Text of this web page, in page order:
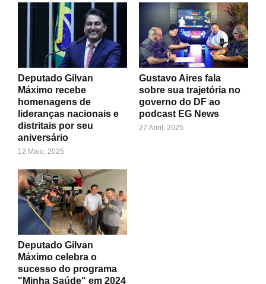
Deputado Gilvan
Máximo recebe
homenagens de
lideranças nacionais e
distritais por seu
aniversário
12 Maio, 2025
Gustavo Aires fala
sobre sua trajetória no
governo do DF ao
podcast EG News
27 Abril, 2025
Deputado Gilvan
Máximo celebra o
sucesso do programa
"Minha Saúde" em 2024